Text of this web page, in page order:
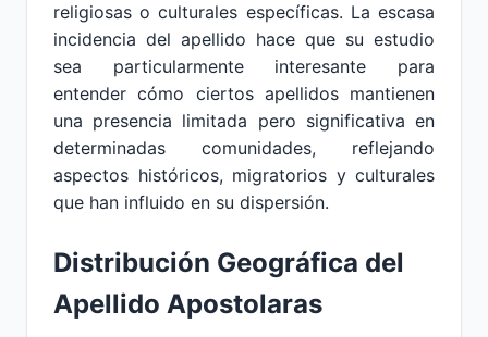
religiosas o culturales específicas. La escasa
incidencia del apellido hace que su estudio
sea particularmente interesante para
entender cómo ciertos apellidos mantienen
una presencia limitada pero significativa en
determinadas comunidades, reflejando
aspectos históricos, migratorios y culturales
que han influido en su dispersión.
Distribución Geográfica del
Apellido Apostolaras